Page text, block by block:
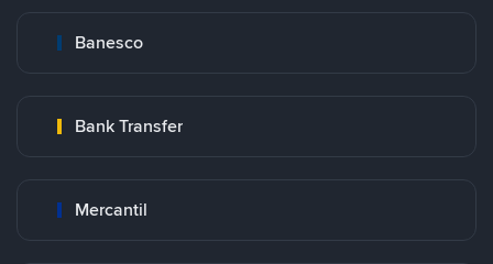
Banesco
Bank Transfer
Mercantil